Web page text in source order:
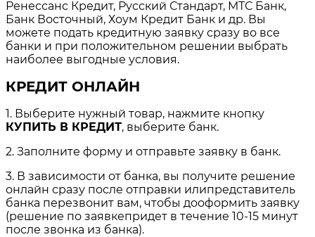
Ренессанс Кредит, Русский Стандарт, МТС Банк,
Банк Восточный, Хоум Кредит Банк и др. Вы
можете подать кредитную заявку сразу во все
банки и при положительном решении выбрать
наиболее выгодные условия.
КРЕДИТ ОНЛАЙН
1. Выберите нужный товар, нажмите кнопку
КУПИТЬ В КРЕДИТ, выберите банк.
2. Заполните форму и отправьте заявку в банк.
3. В зависимости от банка, вы получите решение
онлайн сразу после отправки илипредставитель
банка перезвонит вам, чтобы дооформить заявку
(решение по заявкепридет в течение 10-15 минут
после звонка из банка).